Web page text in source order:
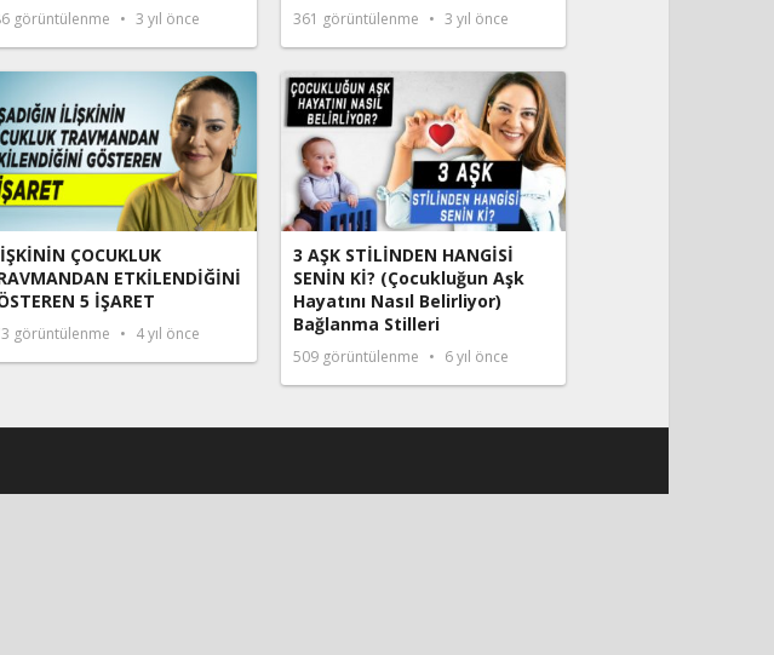
görüntülenme 3 yıl önce 361 görüntülenme 3 yıl önce
ÇOCUKLUK
ETKİLENDİĞİNİ
5 İŞARET
görüntülenme 4 yıl önce
3 AŞK STİLİNDEN HANGİSİ
SENİN Kİ? (Çocukluğun Aşk
Hayatını Nasıl Belirliyor)
Bağlanma Stilleri
509 görüntülenme 6 yıl önce